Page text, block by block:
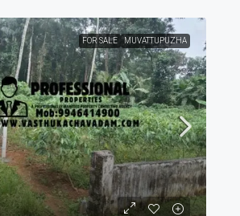
FOR SALE MUVATTUPUZHA